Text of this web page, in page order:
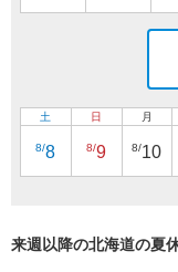
土
8/8
日
8/9
月
8/10
来週以降の北海道の夏